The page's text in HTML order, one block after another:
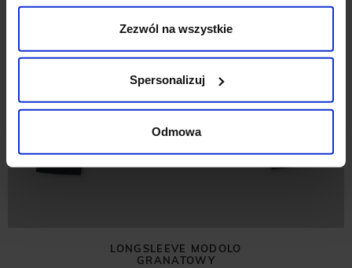
Zezwól na wszystkie
Spersonalizuj
Odmowa
LONGSLEEVE MODOLO
GRANATOWY